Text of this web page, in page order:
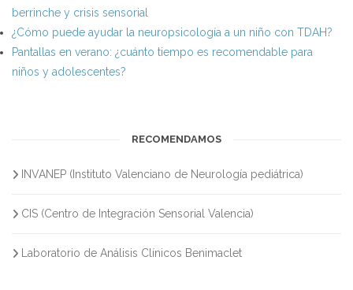
berrinche y crisis sensorial
¿Cómo puede ayudar la neuropsicología a un niño con TDAH?
Pantallas en verano: ¿cuánto tiempo es recomendable para
niños y adolescentes?
RECOMENDAMOS
INVANEP (Instituto Valenciano de Neurología pediátrica)
CIS (Centro de Integración Sensorial Valencia)
Laboratorio de Análisis Clínicos Benimaclet